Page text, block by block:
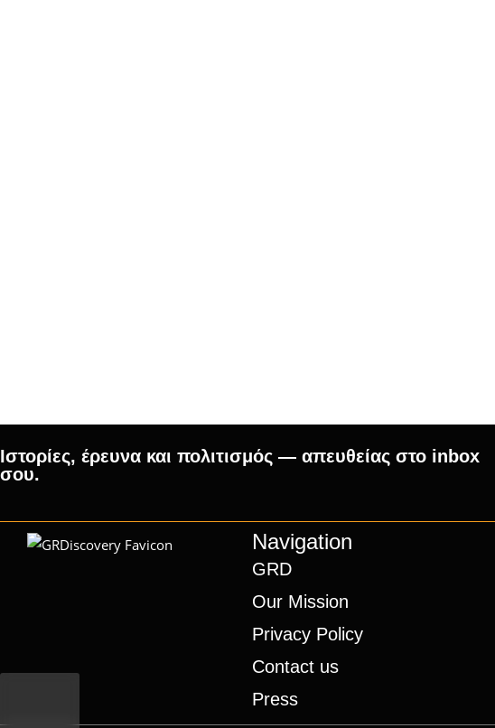
Ιστορίες, έρευνα και πολιτισμός — απευθείας στο inbox
σου.
Navigation
GRD
Our Mission
Privacy Policy
Contact us
Press